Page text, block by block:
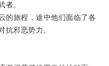
者。
旅程，途中他们面临了各
抗邪恶势力。